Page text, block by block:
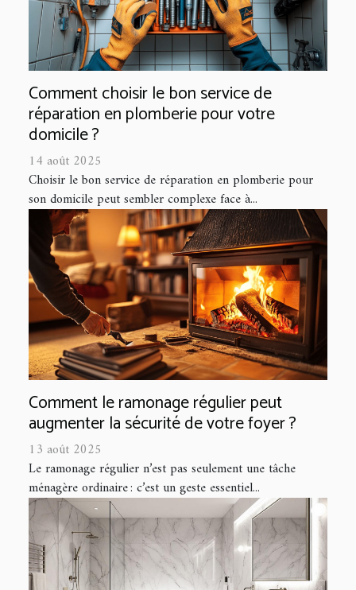
Comment choisir le bon service de
réparation en plomberie pour votre
domicile ?
14 août 2025
Choisir le bon service de réparation en plomberie pour
son domicile peut sembler complexe face à...
Comment le ramonage régulier peut
augmenter la sécurité de votre foyer ?
13 août 2025
Le ramonage régulier n’est pas seulement une tâche
ménagère ordinaire : c’est un geste essentiel...